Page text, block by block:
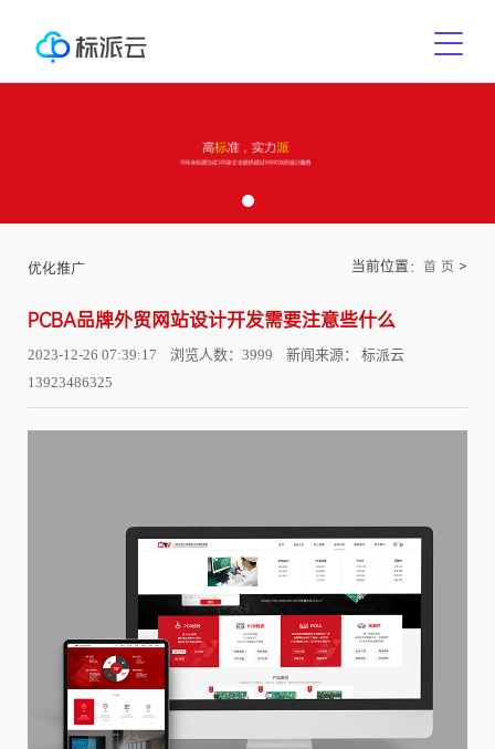
优化推广 当前位置： 首 页 >
PCBA品牌外贸网站设计开发需要注意些什么
2023-12-26 07:39:17 浏览人数：3999 新闻来源： 标派云
13923486325